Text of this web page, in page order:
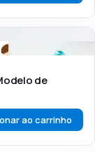
de
ao carrinho